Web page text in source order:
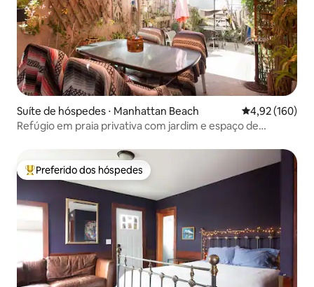
Suíte de hóspedes ⋅ Manhattan Beach 4,92 de uma
4,92 (160)
Refúgio em praia privativa com jardim e espaço de
Entre os melhores preferidos dos hóspedes
Preferido dos hóspedes